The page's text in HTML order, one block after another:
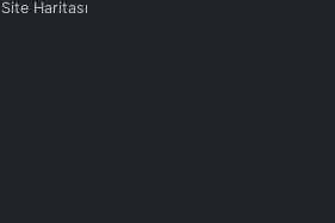
Site Haritası